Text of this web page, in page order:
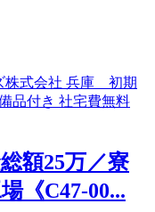
額25万／寮
《C47-00...